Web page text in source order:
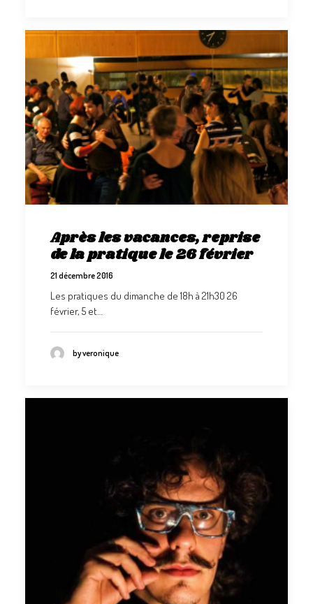
Après les vacances, reprise
de la pratique le 26 février
21 décembre 2016
Les pratiques du dimanche de 18h à 21h30 26
février, 5 et…
by veronique